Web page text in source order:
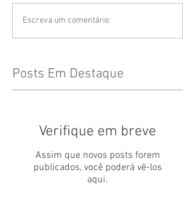
Escreva um comentário
Posts Em Destaque
Verifique em breve
Assim que novos posts forem
publicados, você poderá vê-los
aqui.